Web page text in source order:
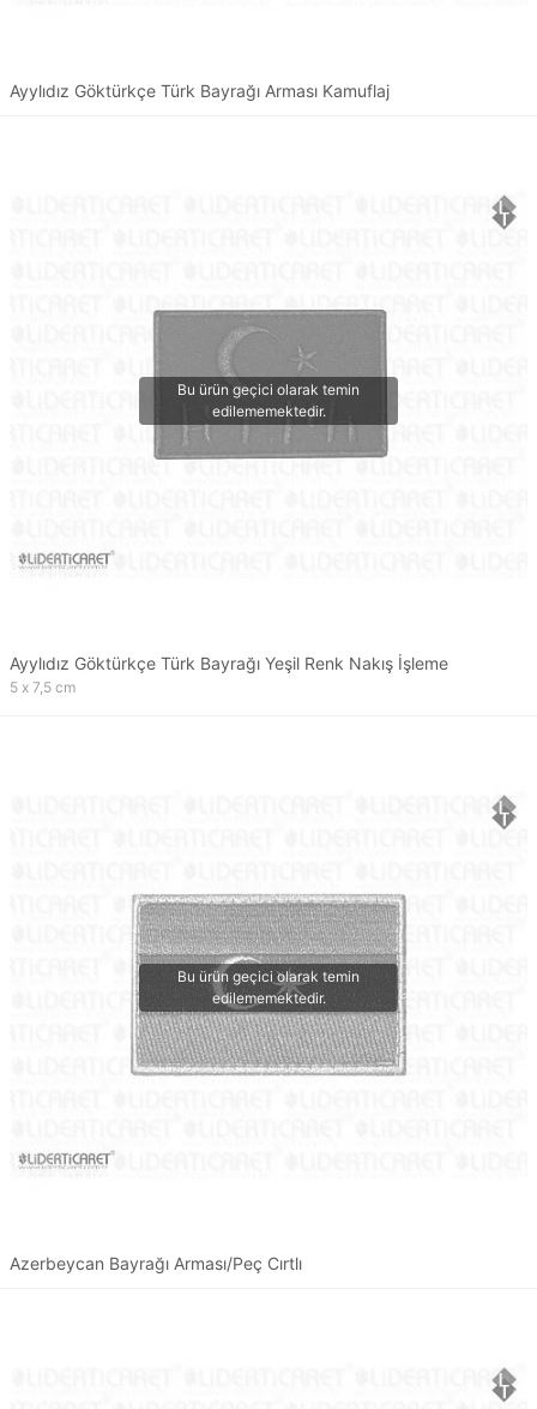
Ayylıdız Göktürkçe Türk Bayrağı Arması Kamuflaj
Ayylıdız Göktürkçe Türk Bayrağı Yeşil Renk Nakış İşleme
5 x 7,5 cm
Azerbeycan Bayrağı Arması/Peç Cırtlı